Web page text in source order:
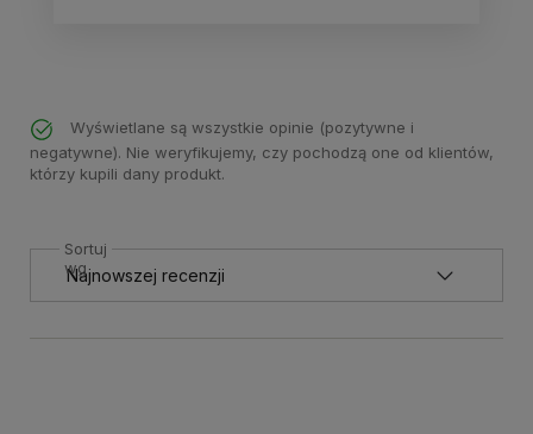
Wyświetlane są wszystkie opinie (pozytywne i
negatywne). Nie weryfikujemy, czy pochodzą one od klientów,
którzy kupili dany produkt.
Sortuj
wg